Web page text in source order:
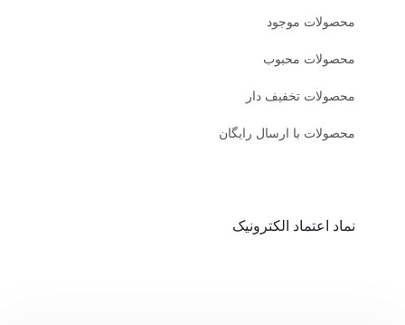
محصولات موجود
محصولات محبوب
محصولات تخفیف دار
محصولات با ارسال رایگان
نماد اعتماد الکترونیک